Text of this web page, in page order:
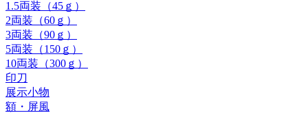
1.5両装（45ｇ）
2両装（60ｇ）
3両装（90ｇ）
5両装（150ｇ）
10両装（300ｇ）
印刀
展示小物
額・屏風